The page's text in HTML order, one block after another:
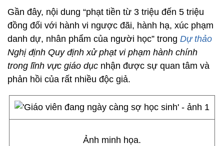
Gần đây, nội dung “phạt tiền từ 3 triệu đến 5 triệu
đồng đối với hành vi ngược đãi, hành hạ, xúc phạm
danh dự, nhân phẩm của người học” trong Dự thảo
Nghị định Quy định xử phạt vi phạm hành chính
trong lĩnh vực giáo dục nhận được sự quan tâm và
phản hồi của rất nhiều độc giả.
Ảnh minh họa.